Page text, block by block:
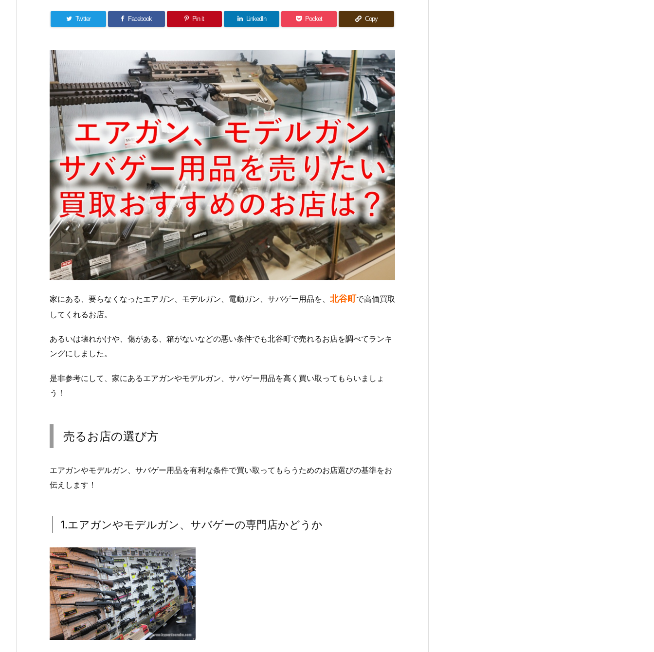
Twitter Facebook Pin it LinkedIn Pocket Copy
家にある、要らなくなったエアガン、モデルガン、電動ガン、サバゲー用品を、 北谷町で高価買取
してくれるお店。
あるいは壊れかけや、傷がある、箱がないなどの悪い条件でも北谷町で売れるお店を調べてランキ
ングにしました。
是非参考にして、家にあるエアガンやモデルガン、サバゲー用品を高く買い取ってもらいましょ
う！
売るお店の選び方
エアガンやモデルガン、サバゲー用品を有利な条件で買い取ってもらうためのお店選びの基準をお
伝えします！
1.エアガンやモデルガン、サバゲーの専門店かどうか